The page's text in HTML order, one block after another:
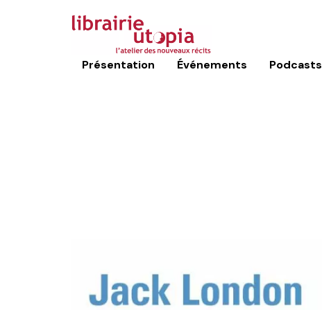
Présentation Événements Podcasts